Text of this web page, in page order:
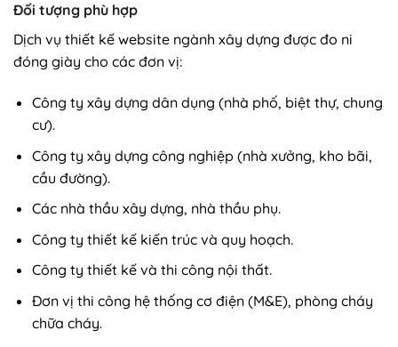
Đối tượng phù hợp
Dịch vụ thiết kế website ngành xây dựng được đo ni
đóng giày cho các đơn vị:
Công ty xây dựng dân dụng (nhà phố, biệt thự, chung
cư).
Công ty xây dựng công nghiệp (nhà xưởng, kho bãi,
cầu đường).
Các nhà thầu xây dựng, nhà thầu phụ.
Công ty thiết kế kiến trúc và quy hoạch.
Công ty thiết kế và thi công nội thất.
Đơn vị thi công hệ thống cơ điện (M&E), phòng cháy
chữa cháy.